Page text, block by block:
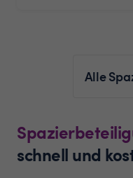
Alle
schnell und